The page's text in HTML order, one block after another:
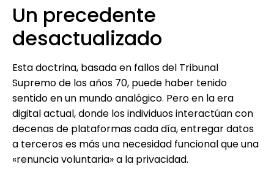
Un precedente
desactualizado
Esta doctrina, basada en fallos del Tribunal
Supremo de los años 70, puede haber tenido
sentido en un mundo analógico. Pero en la era
digital actual, donde los individuos interactúan con
decenas de plataformas cada día, entregar datos
a terceros es más una necesidad funcional que una
«renuncia voluntaria» a la privacidad.